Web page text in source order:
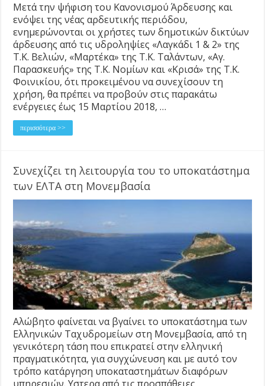
Μετά την ψήφιση του Κανονισμού Άρδευσης και
ενόψει της νέας αρδευτικής περιόδου,
ενημερώνονται οι χρήστες των δημοτικών δικτύων
άρδευσης από τις υδροληψίες «Λαγκάδι 1 & 2» της
Τ.Κ. Βελιών, «Μαρτέκα» της Τ.Κ. Ταλάντων, «Αγ.
Παρασκευής» της Τ.Κ. Νομίων και «Κρισά» της Τ.Κ.
Φοινικίου, ότι προκειμένου να συνεχίσουν τη
χρήση, θα πρέπει να προβούν στις παρακάτω
ενέργειες έως 15 Μαρτίου 2018, …
περισσότερα >>
Συνεχίζει τη λειτουργία του το υποκατάστημα
των ΕΛΤΑ στη Μονεμβασία
Αλώβητο φαίνεται να βγαίνει το υποκατάστημα των
Ελληνικών Ταχυδρομείων στη Μονεμβασία, από τη
γενικότερη τάση που επικρατεί στην ελληνική
πραγματικότητα, για συγχώνευση και με αυτό τον
τρόπο κατάργηση υποκαταστημάτων διαφόρων